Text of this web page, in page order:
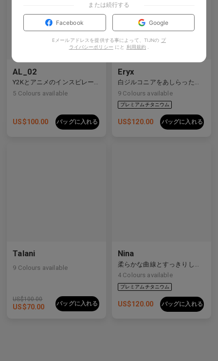
AL_02
Y2Kとアニメのインスピレーションを受けたディテールを備えた洗練されたハーフリムデザイン。
5 Colours available
US$100.00 バッグに入れる
Eryx
白ジルコニアをあしらったプレミアムチタンの長方形フレームは、前衛的なデザインと強烈な輝きを見せています。
9 Colours available
US$120.00 バッグに入れる
Talani
9 Colours available
US$100.00
US$70.00 バッグに入れる
Nina
柔らかな曲線とすっきりしたラインをバランスよく備えた洗練された複合素材フレーム。
4 Colours available
US$120.00 バッグに入れる
または続行する
Facebook Google
Eメールアドレスを提供する事によって、TIJNの プ
ライバシーポリシー にと 利用規約 .